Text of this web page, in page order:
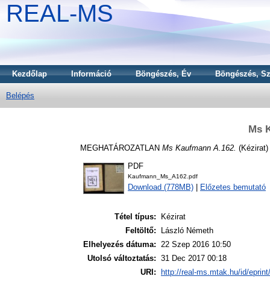
REAL-MS
Kezdőlap Információ Böngészés, Év Böngészés,
Belépés
Ms
MEGHATÁROZATLAN Ms Kaufmann A.162. (Kézirat)
PDF
Kaufmann_Ms_A162.pdf
Download (778MB) Előzetes bemutató
Tétel típus:
Kézirat
Feltöltő:
László Németh
Elhelyezés dátuma: 22 Szep 2016 10:50
Utolsó változtatás: 31 Dec 2017 00:18
URI:
http://real-ms.mtak.hu/id/